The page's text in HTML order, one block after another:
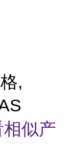
,
似产